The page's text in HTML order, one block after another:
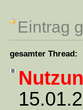
Eintrag
gesamter Thread: